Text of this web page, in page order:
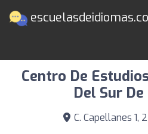
Escuelas de
Centro De
Del Sur
C. Capellanes 1,